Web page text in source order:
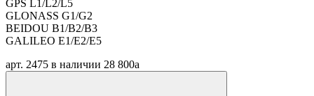
GPS L1/L2/L5
GLONASS G1/G2
BEIDOU B1/B2/B3
GALILEO E1/E2/E5
арт. 2475 в наличии 28 800a